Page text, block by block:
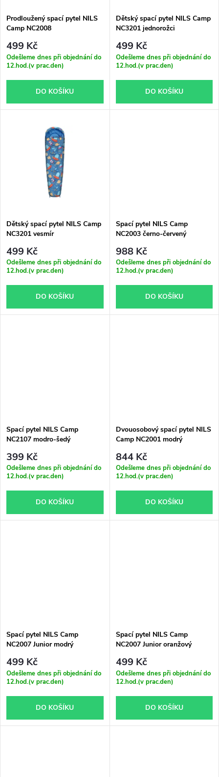
p
r
o
d
s
p
r
o
d
Prodloužený spací pytel NILS
Camp NC2008
499 Kč
Odešleme dnes při objednání do
12.hod.(v prac.den)
DO KOŠÍKU
Dětský spací pytel NILS Camp
NC3201 jednorožci
499 Kč
Odešleme dnes při objednání do
12.hod.(v prac.den)
DO KOŠÍKU
Dětský spací pytel NILS Camp
NC3201 vesmír
499 Kč
Odešleme dnes při objednání do
12.hod.(v prac.den)
DO KOŠÍKU
Spací pytel NILS Camp
NC2003 černo-červený
988 Kč
Odešleme dnes při objednání do
12.hod.(v prac.den)
DO KOŠÍKU
Spací pytel NILS Camp
NC2107 modro-šedý
399 Kč
Odešleme dnes při objednání do
12.hod.(v prac.den)
DO KOŠÍKU
Dvouosobový spací pytel NILS
Camp NC2001 modrý
844 Kč
Odešleme dnes při objednání do
12.hod.(v prac.den)
DO KOŠÍKU
Spací pytel NILS Camp
NC2007 Junior modrý
499 Kč
Odešleme dnes při objednání do
12.hod.(v prac.den)
DO KOŠÍKU
Spací pytel NILS Camp
NC2007 Junior oranžový
499 Kč
Odešleme dnes při objednání do
12.hod.(v prac.den)
DO KOŠÍKU